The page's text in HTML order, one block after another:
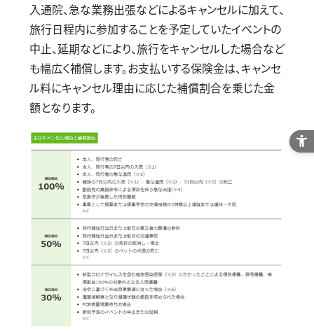
入通院、急な業務出張などによるキャンセルに加えて、
旅行日程内に参加することを予定していたイベントの
中止、延期などにより、旅行をキャンセルした場合など
も幅広く補償します。お支払いする保険金は、キャンセ
ル料にキャンセル理由に応じた補償割合を乗じた金
額となります。